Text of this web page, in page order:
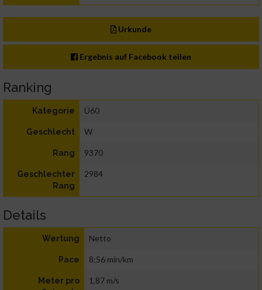
Urkunde
Ergebnis auf Facebook teilen
Ranking
Kategorie Ü60
Geschlecht W
Rang 9370
Geschlechter
Rang
2984
Details
Wertung Netto
Pace 8:56 min/km
Meter pro
1,87 m/s